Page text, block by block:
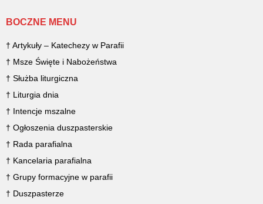
BOCZNE MENU
† Artykuły – Katechezy w Parafii
† Msze Święte i Nabożeństwa
† Służba liturgiczna
† Liturgia dnia
† Intencje mszalne
† Ogłoszenia duszpasterskie
† Rada parafialna
† Kancelaria parafialna
† Grupy formacyjne w parafii
† Duszpasterze